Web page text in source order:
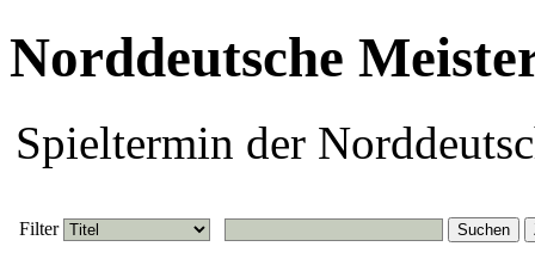
Norddeutsche
Spieltermin der
Filter Suchen